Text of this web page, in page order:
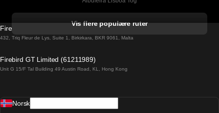
Barcelona Madrid Tog
Barcelona Sevilla Tog
Vis flere populære ruter
Firebird GT Limited (OC 1451)
432, Triq Fleur de Lys, Suite 1, Birkirkara, BKR 9061, Malta
Firebird GT Limited (61211989)
Unit G 15/F Tal Building 49 Austin Road, KL, Hong Kong
Norsk